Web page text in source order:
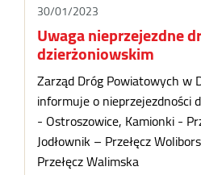
30/01/2023
Uwaga nieprzejezdne
dzierżoniowskim
Zarząd Dróg Powiatowych w
informuje o nieprzejezdności
- Ostroszowice, Kamionki -
Jodłownik – Przełęcz
Przełęcz Walimska